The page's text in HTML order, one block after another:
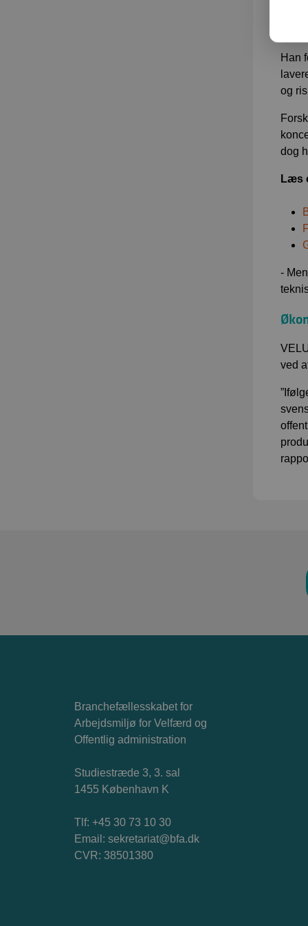
Han
og
dog
Læs
-
ved
Branchefællesskabet for
Arbejdsmiljø for Velfærd og
Offentlig administration
Studiestræde 3, 3. sal
1455 København K
Tlf: +45 30 73 10 30
Email: sekretariat@bfa.dk
CVR: 38501380